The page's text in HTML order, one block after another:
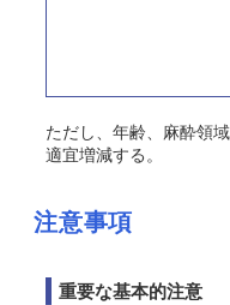
ただし、年齢、麻酔領
適宜増減する。
注意事項
重要な基本的注意